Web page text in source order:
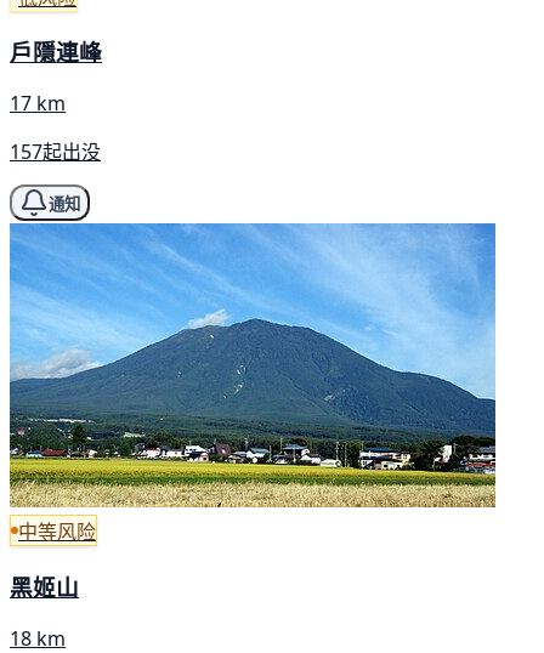
戶隱連峰
17 km
157起出没
通知
中等风险
黑姬山
18 km